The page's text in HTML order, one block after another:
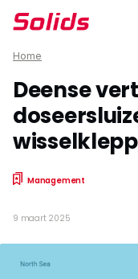
Home
Deense
Management
9 maart 2025